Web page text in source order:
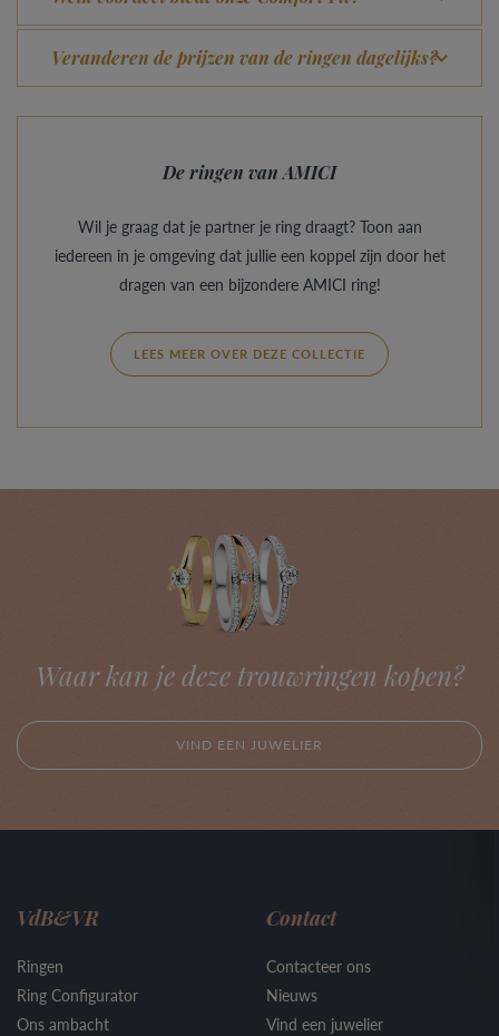
Veranderen de prijzen van de ringen dagelijks?
De ringen van AMICI
Wil je graag dat je partner je ring draagt? Toon aan
iedereen in je omgeving dat jullie een koppel zijn door het
dragen van een bijzondere AMICI ring!
LEES MEER OVER DEZE COLLECTIE
Waar kan je deze trouwringen kopen?
VIND EEN JUWELIER
VdB&VR
Ringen
Ring Configurator
Ons ambacht
Contact
Contacteer ons
Nieuws
Vind een juwelier